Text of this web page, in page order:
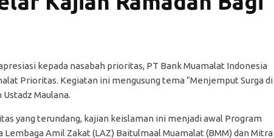
kepada nasabah prioritas, PT Bank Muamalat Indonesia
Prioritas. Kegiatan ini mengusung tema “Menjemput Surga di
Maulana.
yang terundang, kajian keislaman ini menjadi awal Program
Amil Zakat (LAZ) Baitulmaal Muamalat (BMM) dan Mitra